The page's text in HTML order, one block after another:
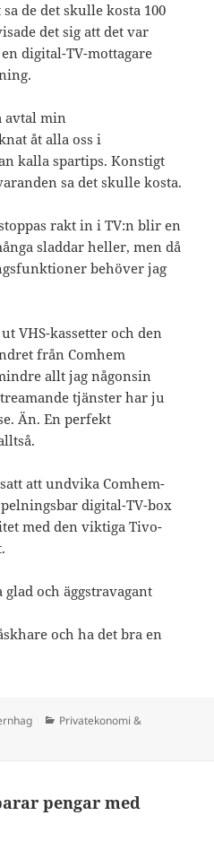
de det skulle kosta 100
det sig att det var
digital-TV-mottagare
avtal min
åt alla oss i
kalla spartips. Konstigt
sa det skulle kosta.
rakt in i TV:n blir en
sladdar heller, men då
behöver jag
VHS-kassetter och den
från Comhem
allt jag någonsin
tjänster har ju
Än. En perfekt
att undvika Comhem-
digital-TV-box
med den viktiga Tivo-
och äggstravagant
och ha det bra en
Kategorier
Privatekonomi &
pengar med